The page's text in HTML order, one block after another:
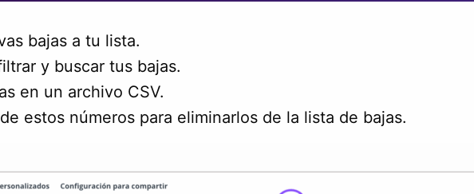
bajas a tu lista.
y buscar tus bajas.
en un archivo CSV.
estos números para eliminarlos de la lista de bajas.